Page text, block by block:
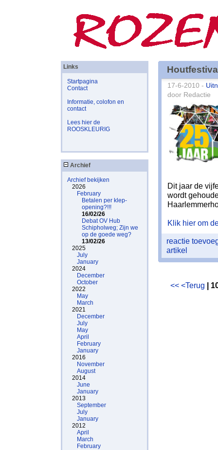
Links
Startpagina
Contact
Informatie, colofon en
contact
Lees hier de
ROOSKLEURIG
Archief
Archief bekijken
2026
February
Betalen per klep-
opening?!!!
16/02/26
Debat OV Hub
Schipholweg; Zijn we
op de goede weg?
13/02/26
2025
July
January
2024
December
October
2022
May
March
2021
December
July
May
April
February
January
2016
November
August
2014
June
January
2013
September
July
January
2012
April
March
February
17-6-2010 -
door Redactie
Dit jaar de
wordt
Klik hier om
reactie
artikel
<< <Terug |